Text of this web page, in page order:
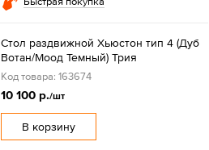
Стол раздвижной Хьюстон тип 4 (Дуб
Вотан/Моод Темный) Трия
Код товара: 163674
10 100 р./шт
В корзину